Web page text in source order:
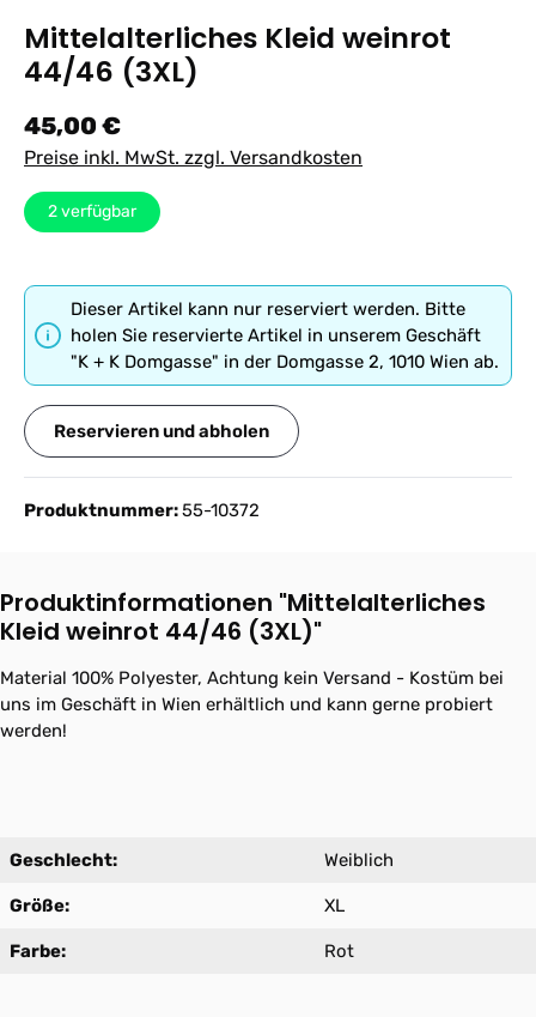
Mittelalterliches Kleid weinrot
44/46 (3XL)
Regulärer Preis:
45,00 €
Preise inkl. MwSt. zzgl. Versandkosten
2verfügbar
Dieser Artikel kann nur reserviert werden. Bitte
holen Sie reservierte Artikel in unserem Geschäft
"K + K Domgasse" in der Domgasse 2, 1010 Wien ab.
Reservieren und abholen
Produktnummer:55-10372
Produktinformationen "Mittelalterliches
Kleid weinrot 44/46 (3XL)"
Material 100% Polyester, Achtung kein Versand - Kostüm bei
uns im Geschäft in Wien erhältlich und kann gerne probiert
werden!
Geschlecht: Weiblich
Größe: XL
Farbe: Rot